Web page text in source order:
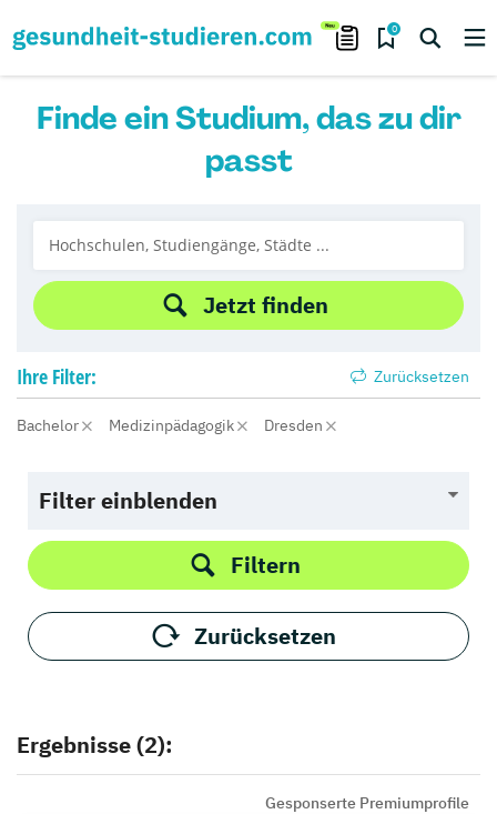
0
Finde ein Studium, das zu dir
passt
Jetzt finden
Ihre Filter: Zurücksetzen
Bachelor Medizinpädagogik Dresden
Filter einblenden
Filtern
Zurücksetzen
Ergebnisse (2):
Gesponserte Premiumprofile